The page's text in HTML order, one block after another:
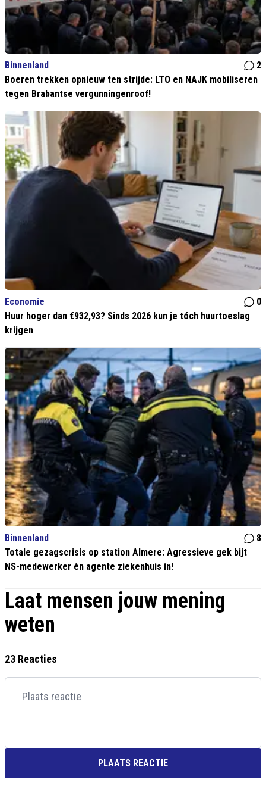
Binnenland
2
Boeren trekken opnieuw ten strijde: LTO en NAJK mobiliseren
tegen Brabantse vergunningenroof!
Economie
0
Huur hoger dan €932,93? Sinds 2026 kun je tóch huurtoeslag
krijgen
Binnenland
8
Totale gezagscrisis op station Almere: Agressieve gek bijt
NS-medewerker én agente ziekenhuis in!
Laat mensen jouw mening
weten
23 Reacties
PLAATS REACTIE